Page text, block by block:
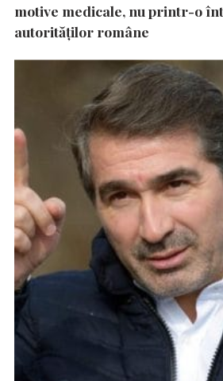
motive medicale, nu printr-o
autorităţilor române